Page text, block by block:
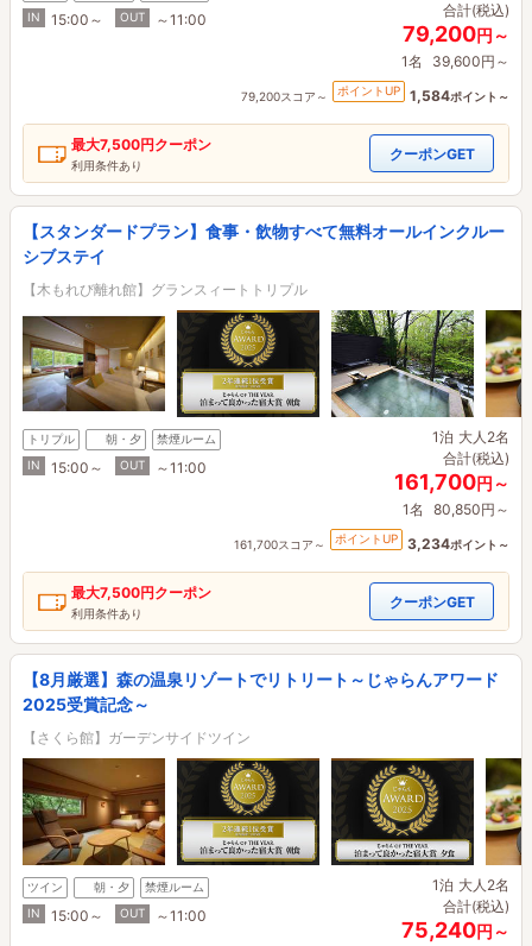
IN 15:00～ OUT ～11:00
合計(税込)
79,200円～
1名 39,600円～
79,200スコア～ ポイントUP 1,584ポイント～
最大7,500円クーポン
利用条件あり
クーポンGET
【スタンダードプラン】食事・飲物すべて無料オールインクルー
シブステイ
【木もれび離れ館】グランスィートトリプル
トリプル 朝・夕
禁煙ルーム
IN
15:00～ OUT ～11:00
1泊 大人2名
合計(税込)
161,700円～
1名 80,850円～
161,700スコア～ ポイントUP 3,234ポイント～
最大7,500円クーポン
利用条件あり
クーポンGET
【8月厳選】森の温泉リゾートでリトリート～じゃらんアワード
2025受賞記念～
【さくら館】ガーデンサイドツイン
ツイン 朝・夕
禁煙ルーム
IN
15:00～ OUT ～11:00
1泊 大人2名
合計(税込)
75,240円～